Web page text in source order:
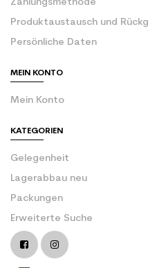
Zahlungsmethode
Produktaustausch und
Persönliche Daten
MEIN KONTO
Mein Konto
KATEGORIEN
Gelegenheit
Lagerabbau neu
Packungen
Erweiterte Suche